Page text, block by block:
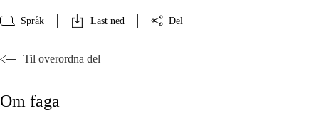
Språk Last ned Del
Til overordna del
Om faga